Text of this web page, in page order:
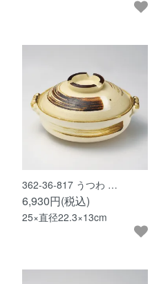
362-36-817 うつわ …
6,930円(税込)
25×直径22.3×13cm